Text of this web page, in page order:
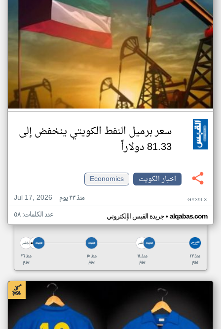
سعر برميل النفط الكويتي ينخفض إلى
81.33 دولاراً
اخبار الكويت
Economics
Jul 17, 2026
منذ ٢٣ يوم GY39LX
جريدة القبس الإلكتروني• alqabas.com عدد الكلمات: ٥٨
منذ ٢٦
يوم
منذ ٢٥
يوم
منذ ٢٤
يوم
منذ ٢٣
يوم